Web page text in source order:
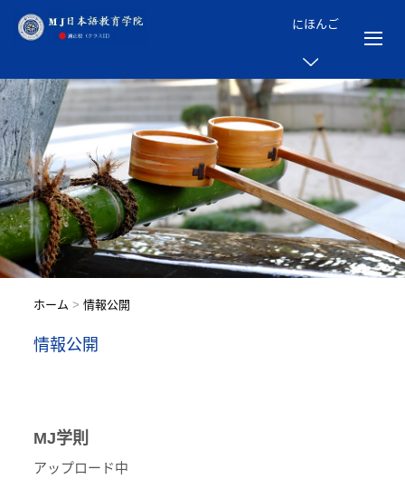
にほんご
ホーム >情報公開
情報公開
MJ学則
アップロード中